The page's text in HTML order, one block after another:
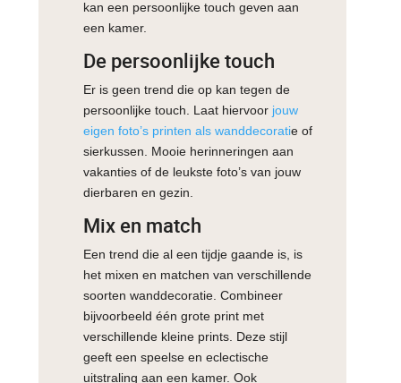
kan een persoonlijke touch geven aan
een kamer.
De persoonlijke touch
Er is geen trend die op kan tegen de
persoonlijke touch. Laat hiervoor jouw
eigen foto’s printen als wanddecoratie of
sierkussen. Mooie herinneringen aan
vakanties of de leukste foto’s van jouw
dierbaren en gezin.
Mix en match
Een trend die al een tijdje gaande is, is
het mixen en matchen van verschillende
soorten wanddecoratie. Combineer
bijvoorbeeld één grote print met
verschillende kleine prints. Deze stijl
geeft een speelse en eclectische
uitstraling aan een kamer. Ook